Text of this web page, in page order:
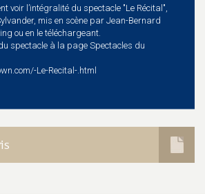
voir l’intégralité du spectacle "Le Récital",
mis en scène par Jean-Bernard
ou en le téléchargeant.
spectacle à la page Spectacles du
Le-Recital-.html